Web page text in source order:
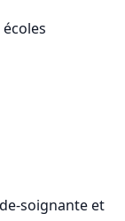
soignante et